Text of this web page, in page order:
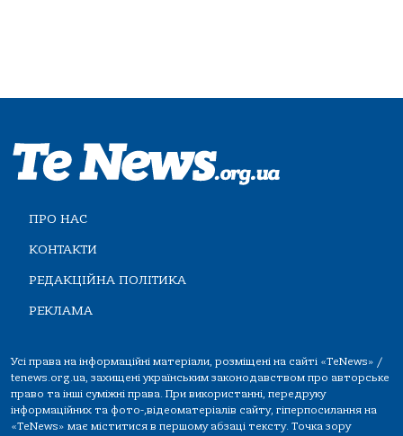
ПРО НАС
КОНТАКТИ
РЕДАКЦІЙНА ПОЛІТИКА
РЕКЛАМА
Усі права на інформаційні матеріали, розміщені на сайті «TeNews» /
tenews.org.ua, захищені українським законодавством про авторське
право та інші суміжні права. При використанні, передруку
інформаційних та фото-,відеоматеріалів сайту, гіперпосилання на
«TeNews» має міститися в першому абзаці тексту. Точка зору